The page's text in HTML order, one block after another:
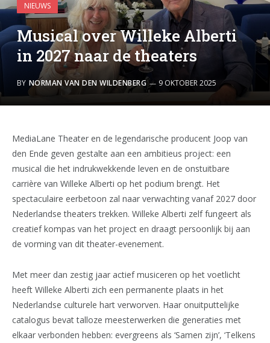
NIEUWS
Musical over Willeke Alberti
in 2027 naar de theaters
BY NORMAN VAN DEN WILDENBERG 9 OKTOBER 2025
MediaLane Theater en de legendarische producent Joop van
den Ende geven gestalte aan een ambitieus project: een
musical die het indrukwekkende leven en de onstuitbare
carrière van Willeke Alberti op het podium brengt. Het
spectaculaire eerbetoon zal naar verwachting vanaf 2027 door
Nederlandse theaters trekken. Willeke Alberti zelf fungeert als
creatief kompas van het project en draagt persoonlijk bij aan
de vorming van dit theater-evenement.
Met meer dan zestig jaar actief musiceren op het voetlicht
heeft Willeke Alberti zich een permanente plaats in het
Nederlandse culturele hart verworven. Haar onuitputtelijke
catalogus bevat talloze meesterwerken die generaties met
elkaar verbonden hebben: evergreens als ‘Samen zijn’, ‘Telkens